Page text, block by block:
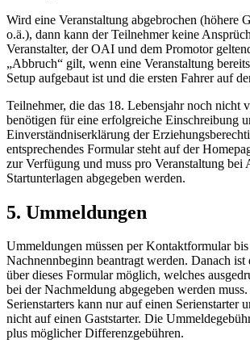
Wird eine Veranstaltung abgebrochen (höhere
o.ä.), dann kann der Teilnehmer keine
Veranstalter, der OAI und dem Promotor
„Abbruch“ gilt, wenn eine Veranstaltung
Setup aufgebaut ist und die ersten Fahrer auf
Teilnehmer, die das 18. Lebensjahr noch nicht
benötigen für eine erfolgreiche Einschreibung
Einverständniserklärung der
entsprechendes Formular steht auf der
zur Verfügung und muss pro Veranstaltung bei
Startunterlagen abgegeben werden.
5. Ummeldungen
Ummeldungen müssen per Kontaktformular
Nachnennbeginn beantragt werden. Danach
über dieses Formular möglich, welches
bei der Nachmeldung abgegeben werden
Serienstarters kann nur auf einen Serienstarter
nicht auf einen Gaststarter. Die
plus möglicher Differenzgebühren.